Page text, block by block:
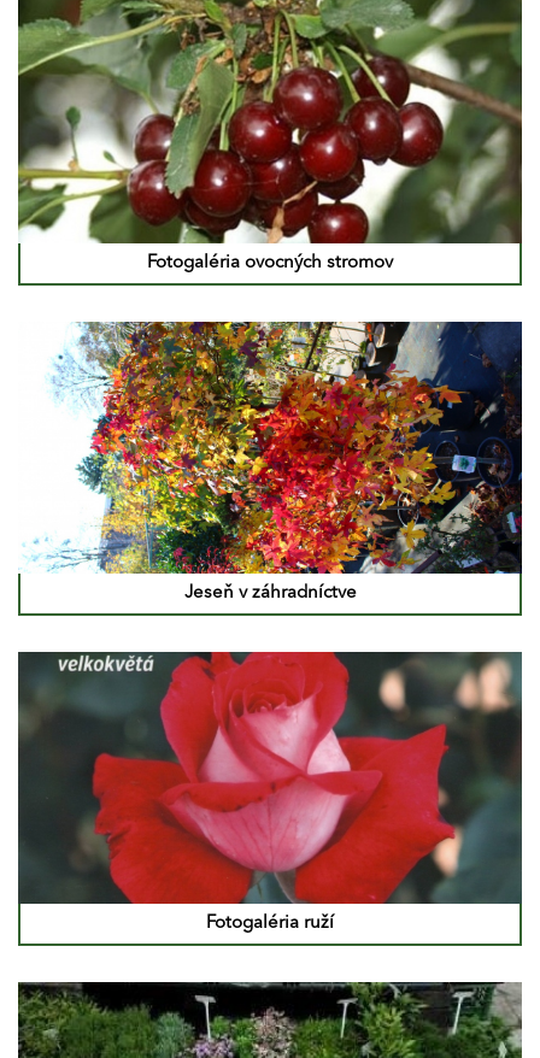
Fotogaléria ovocných stromov
Jeseň v záhradníctve
Fotogaléria ruží